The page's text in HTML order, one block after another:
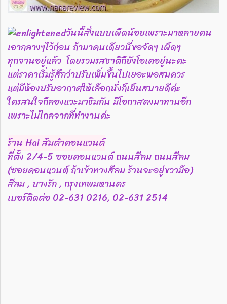
วันนี้สั่งแบบเผ็ดน้อยเพราะมาหลายคน
เอากลางๆไว้ก่อน ถ้ามาคนเดียวนี่ขอจัดๆ เผ็ดๆ
ทุกจานอยู่แล้ว โดยรวมรสชาติก็ยังโอเคอยู่นะคะ
แต่ราคาเริ่มรู้สึกว่าปรับเพิ่มขึ้นไปเยอะพอสมควร
แต่มีห้องปรับอากาศให้เลือกนั่งก็เย็นสบายดีค่ะ
ใครสนใจก็ลองแวะมาชิมกัน มีโอกาสคงมาทานอีก
เพราะไม่ไกลจากที่ทำงานค่ะ
ร้าน Hai ส้มตำคอนแวนต์
ที่ตั้ง 2/4-5 ซอยคอนแวนต์ ถนนสีลม ถนนสีลม
(ซอยคอนแวนต์ ถ้าเข้าทางสีลม ร้านจะอยู่ขวามือ)
สีลม , บางรัก , กรุงเทพมหานคร
เบอร์ติดต่อ 02-631 0216, 02-631 2514